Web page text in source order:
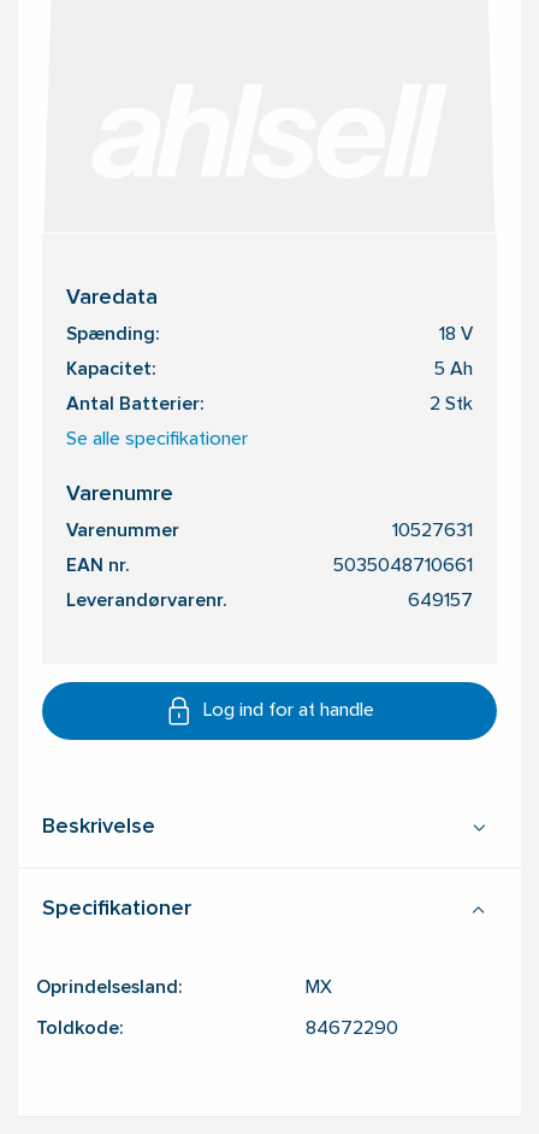
Varedata
Spænding: 18 V
Kapacitet: 5 Ah
Antal Batterier: 2 Stk
Se alle specifikationer
Varenumre
Varenummer 10527631
EAN nr. 5035048710661
Leverandørvarenr. 649157
Log ind for at handle
Beskrivelse
Specifikationer
Oprindelsesland: MX
Toldkode: 84672290